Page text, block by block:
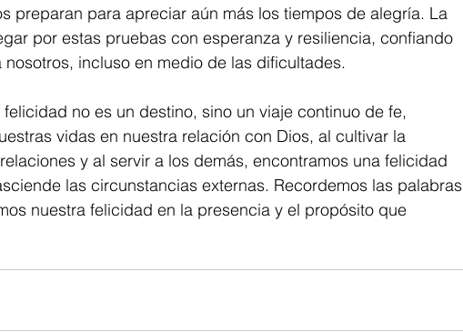
preparan para apreciar aún más los tiempos de alegría. La
por estas pruebas con esperanza y resiliencia, confiando
incluso en medio de las dificultades.
no es un destino, sino un viaje continuo de fe,
vidas en nuestra relación con Dios, al cultivar la
y al servir a los demás, encontramos una felicidad
las circunstancias externas. Recordemos las palabras
nuestra felicidad en la presencia y el propósito que